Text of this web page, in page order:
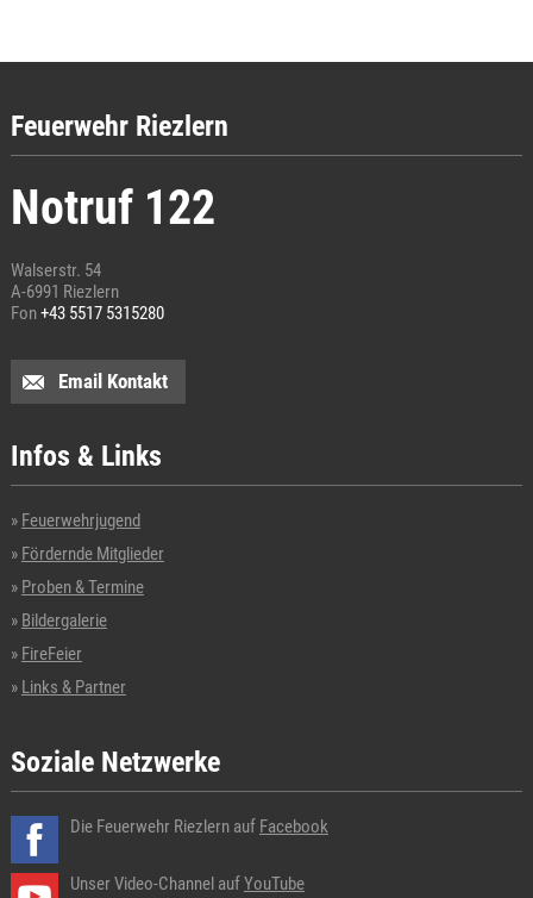
Feuerwehr Riezlern
Notruf 122
Walserstr. 54
A-6991 Riezlern
Fon+43 5517 5315280
Email Kontakt
Infos & Links
Feuerwehrjugend
Fördernde Mitglieder
Proben & Termine
Bildergalerie
FireFeier
Links & Partner
Soziale Netzwerke
Die Feuerwehr Riezlern auf Facebook
Unser Video-Channel auf YouTube